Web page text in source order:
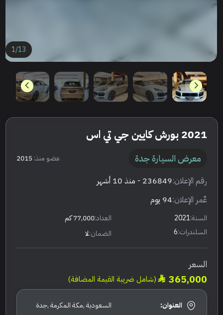
1/13
2021 بورش كايين جي تي اس
معرض السيارة جدة عضو منذ:2015
رقم الإعلان:236849 - منذ 10 أشهر
عٌمر الإعلان:94 يوم
السنة:2021 العداد:77,000 كم
السلندرات:6 الضمان:لا
السعر
365,000 (شامل ضريبة القيمة المضافة)
العنوان: السعودية ,مكة المكرمة ,جدة